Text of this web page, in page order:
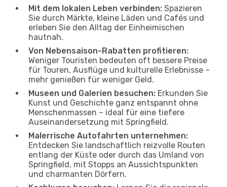
Mit dem lokalen Leben verbinden: Spazieren
Sie durch Märkte, kleine Läden und Cafés und
erleben Sie den Alltag der Einheimischen
hautnah.
Von Nebensaison-Rabatten profitieren:
Weniger Touristen bedeuten oft bessere Preise
für Touren, Ausflüge und kulturelle Erlebnisse –
mehr genießen für weniger Geld.
Museen und Galerien besuchen: Erkunden Sie
Kunst und Geschichte ganz entspannt ohne
Menschenmassen – ideal für eine tiefere
Auseinandersetzung mit Springfield.
Malerrische Autofahrten unternehmen:
Entdecken Sie landschaftlich reizvolle Routen
entlang der Küste oder durch das Umland von
Springfield, mit Stopps an Aussichtspunkten
und charmanten Dörfern.